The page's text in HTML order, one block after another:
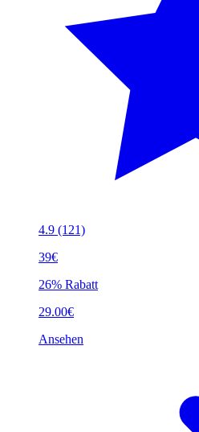
4.9 (121)
39€
26% Rabatt
29.00€
Ansehen